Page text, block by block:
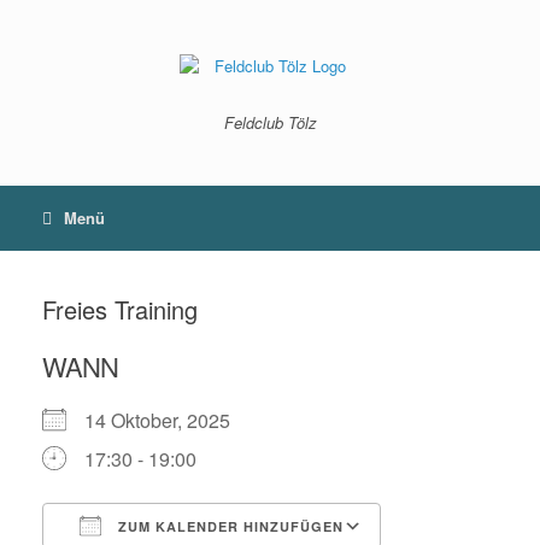
Feldclub Tölz
Menü
Freies Training
WANN
14 Oktober, 2025
17:30 - 19:00
ZUM KALENDER HINZUFÜGEN